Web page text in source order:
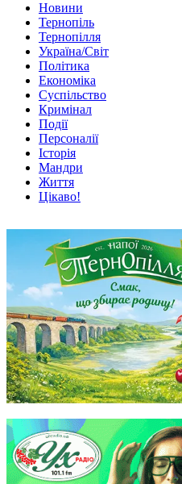
Новини
Тернопіль
Тернопілля
Україна/Світ
Політика
Економіка
Суспільство
Кримінал
Події
Персоналії
Історія
Мандри
Життя
Цікаво!